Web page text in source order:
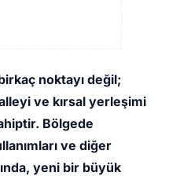
noktayı değil;
ve kırsal yerleşimi
Bölgede
ve diğer
yeni bir büyük